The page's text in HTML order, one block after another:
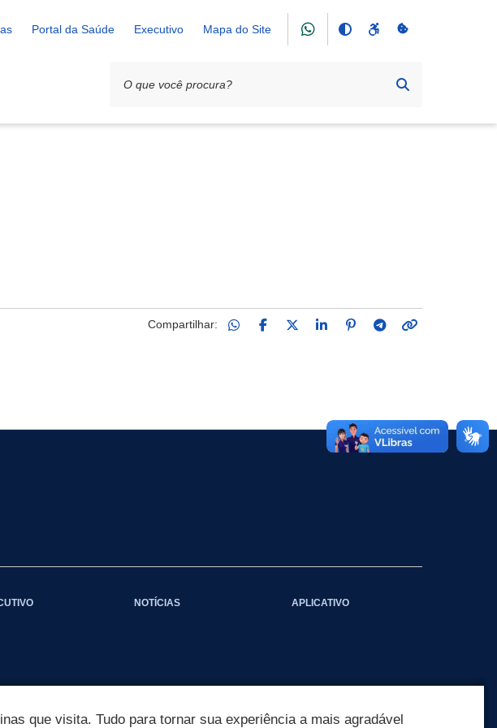
Portal da Saúde Executivo Mapa do Site
Compartilhar:
NOTÍCIAS APLICATIVO
que visita. Tudo para tornar sua experiência a mais agradável